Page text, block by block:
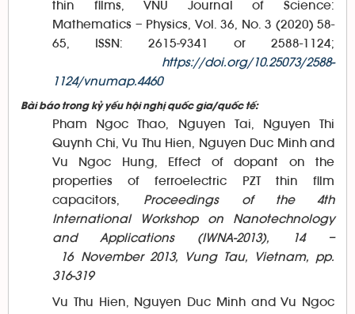
thin films, VNU Journal of Science:
Mathematics – Physics, Vol. 36, No. 3 (2020) 58-
65, ISSN: 2615-9341 or 2588-1124;
https://doi.org/10.25073/2588-
1124/vnumap.4460
Bài báo trong kỷ yếu hội nghị quốc gia/quốc tế:
Pham Ngoc Thao, Nguyen Tai, Nguyen Thi
Quynh Chi, Vu Thu Hien, Nguyen Duc Minh and
Vu Ngoc Hung, Effect of dopant on the
properties of ferroelectric PZT thin film
capacitors, Proceedings of the 4th
International Workshop on Nanotechnology
and Applications (IWNA-2013), 14 –
16 November 2013, Vung Tau, Vietnam, pp.
316-319
Vu Thu Hien, Nguyen Duc Minh and Vu Ngoc